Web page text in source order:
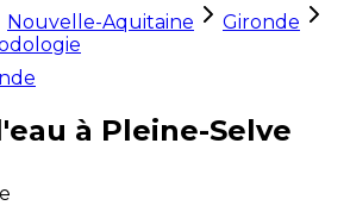
Nouvelle-Aquitaine
Gironde
à Pleine-Selve